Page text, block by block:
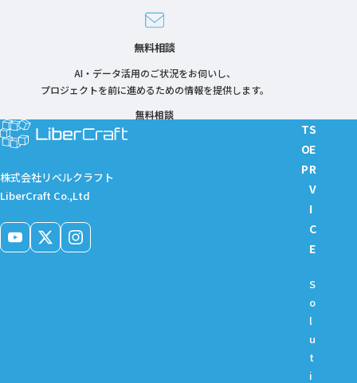
無料相談
AI・データ活用のご状況をお伺いし、
プロジェクトを前に進めるための情報を提供します。
無料相談
株式会社リベルクラフト
LiberCraft Co.,Ltd
T
O
P
S
E
R
V
I
C
E
S
o
l
u
t
i